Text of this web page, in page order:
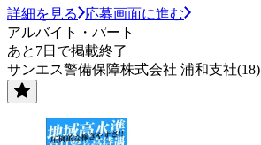
詳細を見る
応募画面に進む
アルバイト・パート
あと7日で掲載終了
サンエス警備保障株式会社 浦和支社(18)